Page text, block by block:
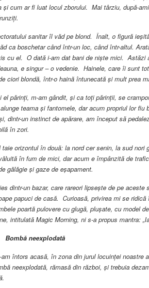
și cum ar fi luat locul zborului. Mai târziu, după-
sanitar îl văd pe blond. Înalt, o figură
ca boschetar când într-un loc, când într-altul.
cu el. O dată i-am dat bani de niște mici. Astăzi
e singur – o vedenie. Hainele, care îi sunt
ciori blondă, într-o haină întunecată și mult prea
el părinți, m-am gândit, și ca toți părinții, se
teama și fantomele, dar acum propriul lor
dintr-un instinct de apărare, am început să
în zori.
taie orizontul în două: la nord cer senin, la sud
în fum de mici, dar acum e împânzită de
gălăgie și gaze de eșapament.
dintr-un bazar, care rareori lipsește de pe
papuci de casă. Curioasă, privirea mi se
poartă pulovere cu glugă, plușate, cu model
intitulată Magic Morning, ni s-a propus mantra:
Bombă neexplodată
întors acasă, în zona din jurul locuinței
neexplodată, rămasă din război, și trebuia